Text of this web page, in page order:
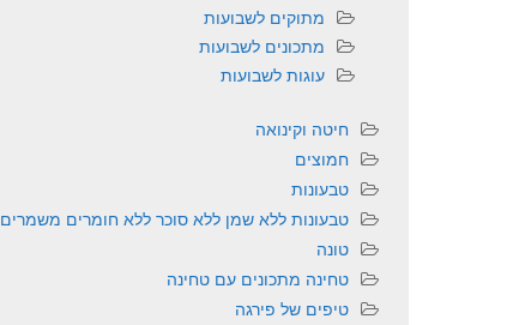
מתוקים לשבועות
מתכונים לשבועות
עוגות לשבועות
חיטה וקינואה
חמוצים
טבעונות
טבעונות ללא שמן ללא סוכר ללא חומרים משמרים
טונה
טחינה מתכונים עם טחינה
טיפים של פירגה